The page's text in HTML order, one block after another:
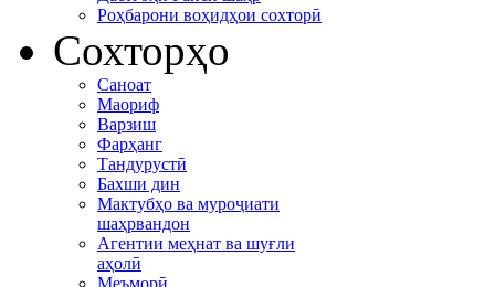
Роҳбарони воҳидҳои сохторӣ
Сохторҳо
Саноат
Маориф
Варзиш
Фарҳанг
Тандурустӣ
Бахши дин
Мактубҳо ва муроҷиати
шаҳрвандон
Агентии меҳнат ва шуғли
аҳолӣ
Меъморӣ